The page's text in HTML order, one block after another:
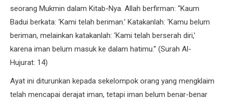
seorang Mukmin dalam Kitab-Nya. Allah berfirman: “Kaum
Badui berkata: ‘Kami telah beriman.’ Katakanlah: ‘Kamu belum
beriman, melainkan katakanlah: ‘Kami telah berserah diri,’
karena iman belum masuk ke dalam hatimu.” (Surah Al-
Hujurat: 14)
Ayat ini diturunkan kepada sekelompok orang yang mengklaim
telah mencapai derajat iman, tetapi iman belum benar-benar